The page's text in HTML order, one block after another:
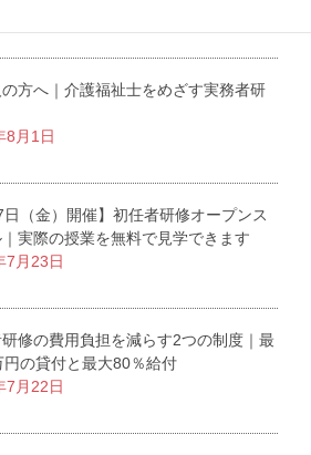
方へ｜介護福祉士をめざす実務者研
8月1日
日（金）開催】初任者研修オープンス
実際の授業を無料で見学できます
7月23日
修の費用負担を減らす2つの制度｜最
円の貸付と最大80％給付
7月22日